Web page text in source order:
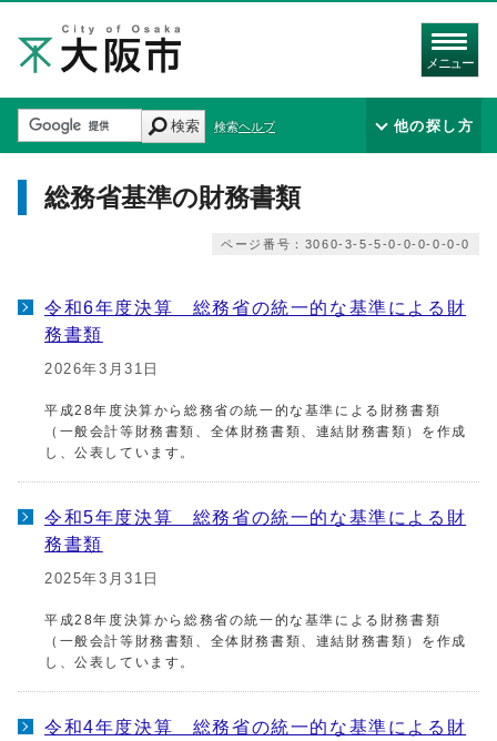
メニュー
検索 検索ヘルプ 他の探し方
総務省基準の財務書類
ページ番号：3060-3-5-5-0-0-0-0-0-0
令和6年度決算 総務省の統一的な基準による財
務書類
2026年3月31日
平成28年度決算から総務省の統一的な基準による財務書類
（一般会計等財務書類、全体財務書類、連結財務書類）を作成
し、公表しています。
令和5年度決算 総務省の統一的な基準による財
務書類
2025年3月31日
平成28年度決算から総務省の統一的な基準による財務書類
（一般会計等財務書類、全体財務書類、連結財務書類）を作成
し、公表しています。
令和4年度決算 総務省の統一的な基準による財